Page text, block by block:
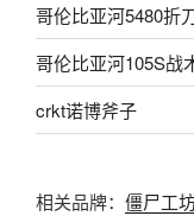
哥伦比亚河5480折
哥伦比亚河105S战
crkt诺博斧子
相关品牌： 僵尸工